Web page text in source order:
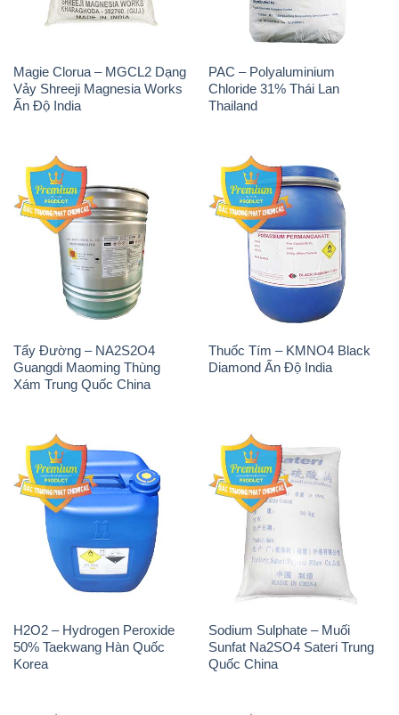
Magie Clorua – MGCL2 Dạng
Vảy Shreeji Magnesia Works
Ấn Độ India
PAC – Polyaluminium
Chloride 31% Thái Lan
Thailand
Tẩy Đường – NA2S2O4
Guangdi Maoming Thùng
Xám Trung Quốc China
Thuốc Tím – KMNO4 Black
Diamond Ấn Độ India
H2O2 – Hydrogen Peroxide
50% Taekwang Hàn Quốc
Korea
Sodium Sulphate – Muối
Sunfat Na2SO4 Sateri Trung
Quốc China